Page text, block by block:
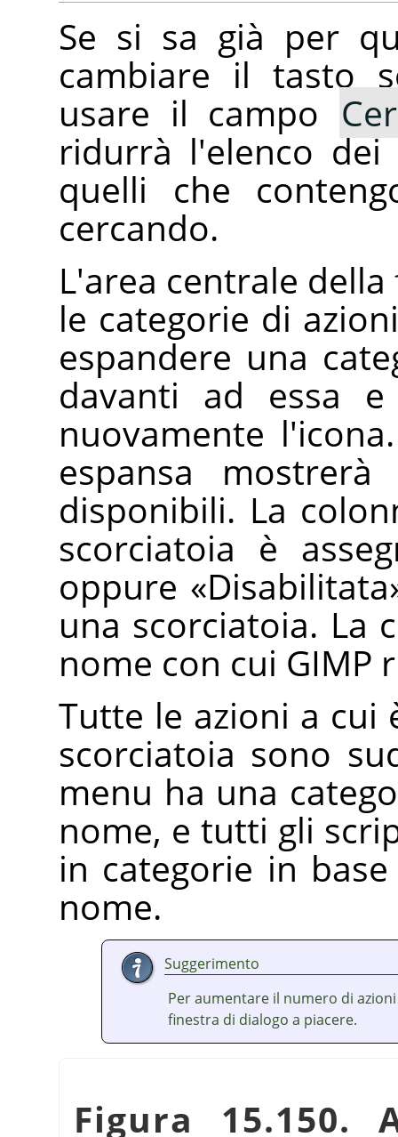
Se si sa già per
cambiare il tasto
usare il campo
ridurrà l'elenco
quelli che
cercando.
L'area centrale
le categorie di
espandere una
davanti ad essa e
nuovamente
espansa
disponibili. La
scorciatoia è
oppure «Disabilitata
una scorciatoia. La
nome con cui GIMP
Tutte le azioni a cui
scorciatoia sono
menu ha una
nome, e tutti gli
in categorie in
nome.
Suggerimento
Per aumentare il numero di
finestra di dialogo a piacere.
Figura 15.150.